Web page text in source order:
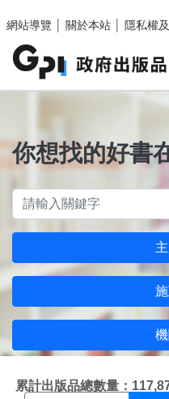
網站導覽
關於本站 隱私權
你想找的好書
累計出版品總數量：
施政搜尋